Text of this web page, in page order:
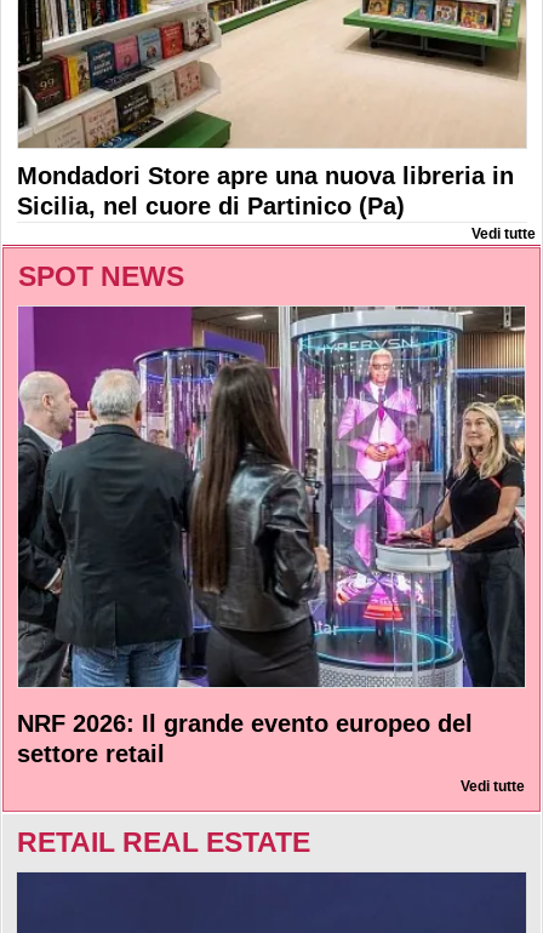
Mondadori Store apre una nuova libreria in
Sicilia, nel cuore di Partinico (Pa)
Vedi tutte
SPOT NEWS
NRF 2026: Il grande evento europeo del
settore retail
Vedi tutte
RETAIL REAL ESTATE